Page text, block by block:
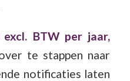
BTW per jaar,
te stappen naar
notificaties laten